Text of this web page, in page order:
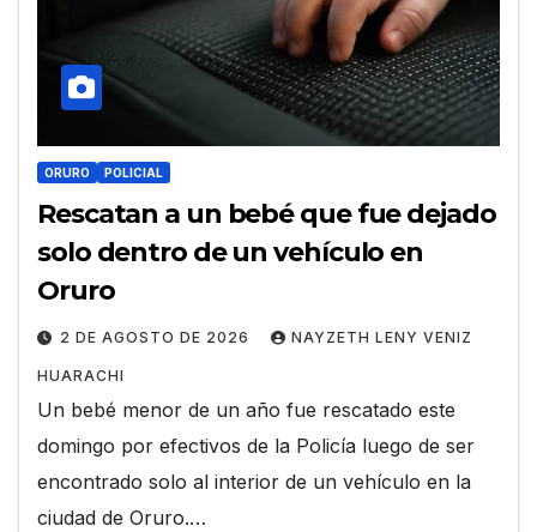
ORURO POLICIAL
Rescatan a un bebé que fue dejado
solo dentro de un vehículo en
Oruro
2 DE AGOSTO DE 2026 NAYZETH LENY VENIZ
HUARACHI
Un bebé menor de un año fue rescatado este
domingo por efectivos de la Policía luego de ser
encontrado solo al interior de un vehículo en la
ciudad de Oruro.…